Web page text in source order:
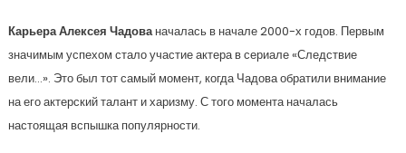
Карьера Алексея Чадованачалась в начале 2000-х годов. Первым
значимым успехом стало участие актера в сериале «Следствие
вели…». Это был тот самый момент, когда Чадова обратили внимание
на его актерский талант и харизму. С того момента началась
настоящая вспышка популярности.